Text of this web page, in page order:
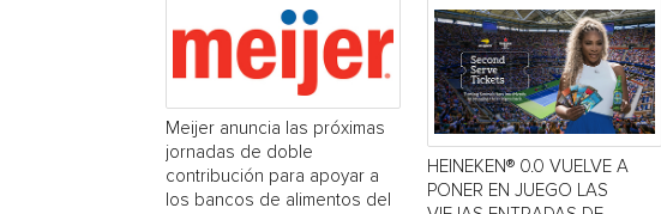
Meijer anuncia las próximas
jornadas de doble
contribución para apoyar a
los bancos de alimentos del
HEINEKEN® 0.0 VUELVE A
PONER EN JUEGO LAS